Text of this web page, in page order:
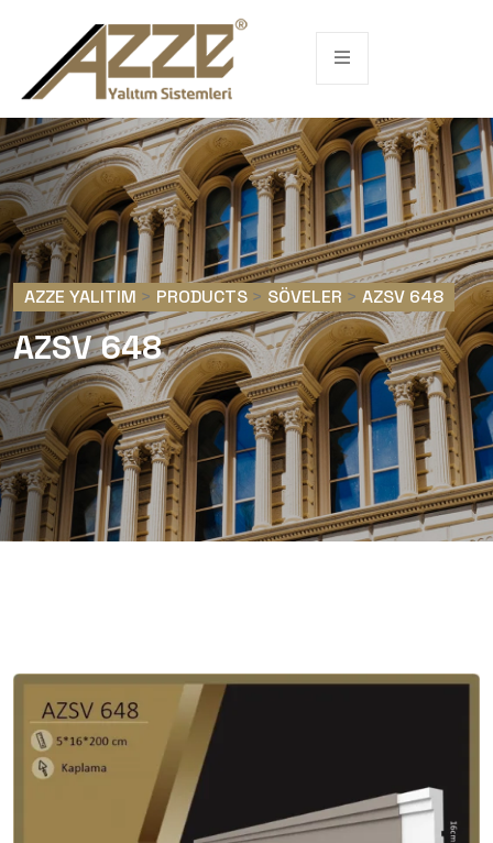
AZZE YALITIM > PRODUCTS > SÖVELER > AZSV 648
AZSV 648